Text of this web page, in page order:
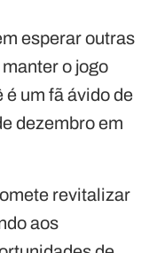
esperar outras
o jogo
um fã ávido de
dezembro em
revitalizar
aos